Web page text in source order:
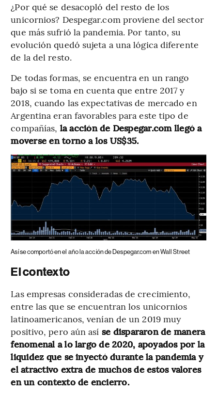
¿Por qué se desacopló del resto de los
unicornios? Despegar.com proviene del sector
que más sufrió la pandemia. Por tanto, su
evolución quedó sujeta a una lógica diferente
de la del resto.
De todas formas, se encuentra en un rango
bajo si se toma en cuenta que entre 2017 y
2018, cuando las expectativas de mercado en
Argentina eran favorables para este tipo de
compañías, la acción de Despegar.com llegó a
moverse en torno a los US$35.
Así se comportó en el año la acción de Despegar.com en Wall Street
El contexto
Las empresas consideradas de crecimiento,
entre las que se encuentran los unicornios
latinoamericanos, venían de un 2019 muy
positivo, pero aún así se dispararon de manera
fenomenal a lo largo de 2020, apoyados por la
liquidez que se inyectó durante la pandemia y
el atractivo extra de muchos de estos valores
en un contexto de encierro.